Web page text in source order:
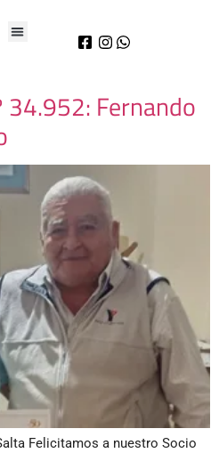
34.952: Fernando
Felicitamos a nuestro Socio